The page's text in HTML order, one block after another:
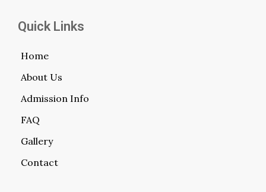
Quick Links
Home
About Us
Admission Info
FAQ
Gallery
Contact